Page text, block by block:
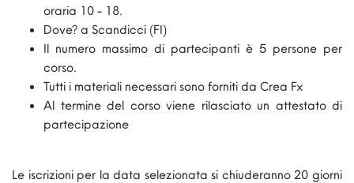
oraria 10 - 18.
Dove? a Scandicci (FI)
Il numero massimo di partecipanti è 5 persone per
corso.
Tutti i materiali necessari sono forniti da Crea Fx
Al termine del corso viene rilasciato un attestato di
partecipazione
Le iscrizioni per la data selezionata si chiuderanno 20 giorni